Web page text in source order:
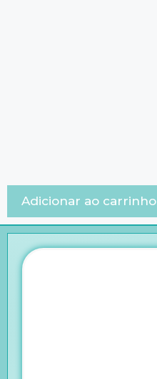
Adicionar ao carrinho